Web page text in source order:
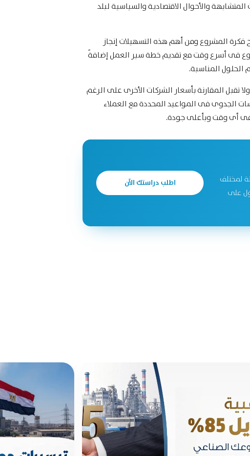
والأحوال الاقتصادية والسياسية لبلد
فكرة المشروع ومن أهم هذه التسهيلات إنجاز
فى أسرع وقت مع تقديم خطة سير العمل إضافةً
المناسبة.
تقبل المقارنة بأسعار الشركات الأخرى على الرغم
الجدوى فى المواعيد المحددة مع العملاء
فى أى وقت وبأعلى جودة.
لمختلف
على
اطلب دراستك الآن